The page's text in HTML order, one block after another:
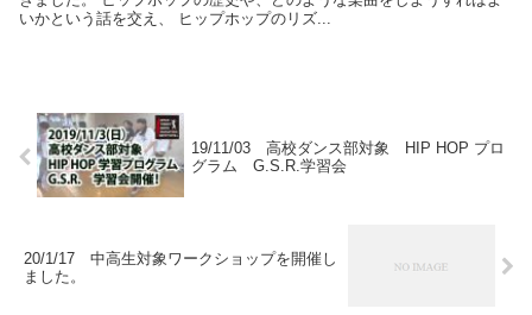
いかという話を交え、 ヒップホップのリズ...
19/11/03 高校ダンス部対象 HIP HOP プロ
グラム G.S.R.学習会
20/1/17 中高生対象ワークショップを開催し
ました。